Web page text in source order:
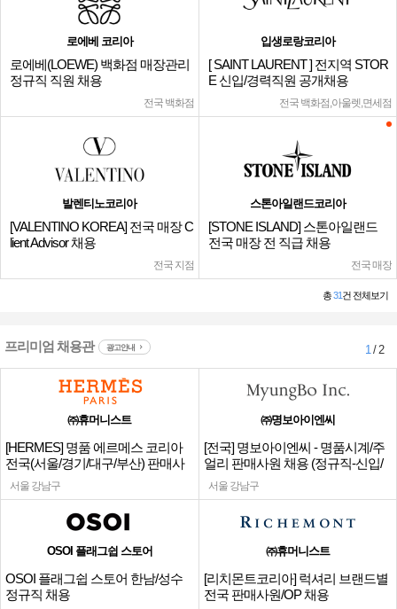
로에베 코리아
로에베(LOEWE) 백화점 매장관리
정규직 직원 채용
전국 백화점
입생로랑코리아
[ SAINT LAURENT ] 전지역 STOR
E 신입/경력직원 공개채용
전국 백화점,아울렛,면세점
발렌티노코리아
[VALENTINO KOREA] 전국 매장 C
lient Advisor 채용
전국 지점
스톤아일랜드코리아
[STONE ISLAND] 스톤아일랜드
전국 매장 전 직급 채용
전국 매장
총31건 전체보기
프리미엄 채용관 광고안내 1/ 2
㈜휴머니스트
[HERMES] 명품 에르메스 코리아
전국(서울/경기/대구/부산) 판매사
원
서울 강남구
㈜명보아이엔씨
[전국] 명보아이엔씨 - 명품시계/주
얼리 판매사원 채용 (정규직-신입/
경력)
서울 강남구
OSOI 플래그쉽 스토어
OSOI 플래그쉽 스토어 한남/성수
정규직 채용
㈜휴머니스트
[리치몬트코리아] 럭셔리 브랜드별
전국 판매사원/OP 채용